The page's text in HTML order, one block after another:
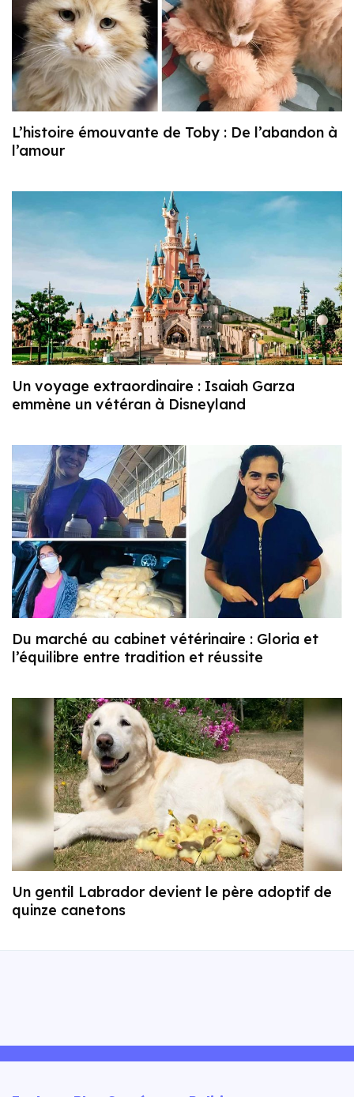
L’histoire émouvante de Toby : De l’abandon à
l’amour
Un voyage extraordinaire : Isaiah Garza
emmène un vétéran à Disneyland
Du marché au cabinet vétérinaire : Gloria et
l’équilibre entre tradition et réussite
Un gentil Labrador devient le père adoptif de
quinze canetons